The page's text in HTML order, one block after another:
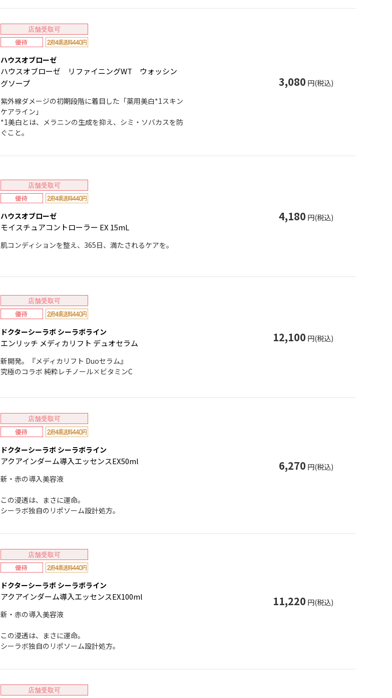
店舗受取可
ハウスオブローゼ
ハウスオブローゼ リファイニングWT ウォッシン
グソープ
紫外線ダメージの初期段階に着目した「薬用美白*1スキン
ケアライン」
*1美白とは、メラニンの生成を抑え、シミ・ソバカスを防
ぐこと。
3,080 円(税込)
店舗受取可
ハウスオブローゼ
モイスチュアコントローラー EX 15mL
肌コンディションを整え、365日、満たされるケアを。
4,180 円(税込)
店舗受取可
ドクターシーラボ シーラボライン
エンリッチ メディカリフト デュオセラム
新開発。『メディカリフト Duoセラム』
究極のコラボ 純粋レチノール×ビタミンC
12,100 円(税込)
店舗受取可
ドクターシーラボ シーラボライン
アクアインダーム導入エッセンスEX50ml
新・赤の導入美容液
この浸透は、まさに運命。
シーラボ独自のリポソーム設計処方。
6,270 円(税込)
店舗受取可
ドクターシーラボ シーラボライン
アクアインダーム導入エッセンスEX100ml
新・赤の導入美容液
この浸透は、まさに運命。
シーラボ独自のリポソーム設計処方。
11,220 円(税込)
店舗受取可